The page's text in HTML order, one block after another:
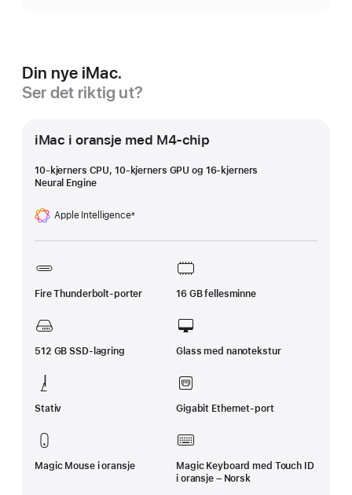
Din nye iMac.
Ser det riktig ut?
iMac i oransje med M4-chip
10-kjerners CPU, 10-kjerners GPU og 16-kjerners
Neural Engine
Apple Intelligence
Fotnote
±
Fire Thunderbolt-porter 16 GB fellesminne
512 GB SSD-lagring Glass med nanotekstur
Stativ Gigabit Ethernet-port
Magic Mouse i oransje
Magic Keyboard med Touch ID
i oransje – Norsk